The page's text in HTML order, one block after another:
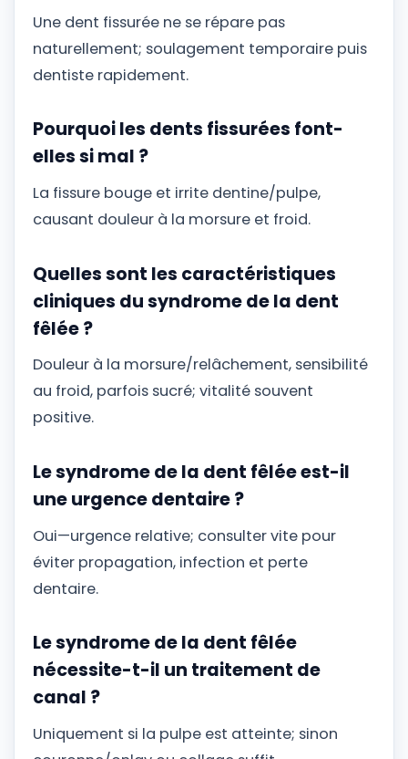
Une dent fissurée ne se répare pas
naturellement; soulagement temporaire puis
dentiste rapidement.
Pourquoi les dents fissurées font-
elles si mal ?
La fissure bouge et irrite dentine/pulpe,
causant douleur à la morsure et froid.
Quelles sont les caractéristiques
cliniques du syndrome de la dent
fêlée ?
Douleur à la morsure/relâchement, sensibilité
au froid, parfois sucré; vitalité souvent
positive.
Le syndrome de la dent fêlée est-il
une urgence dentaire ?
Oui—urgence relative; consulter vite pour
éviter propagation, infection et perte
dentaire.
Le syndrome de la dent fêlée
nécessite-t-il un traitement de
canal ?
Uniquement si la pulpe est atteinte; sinon